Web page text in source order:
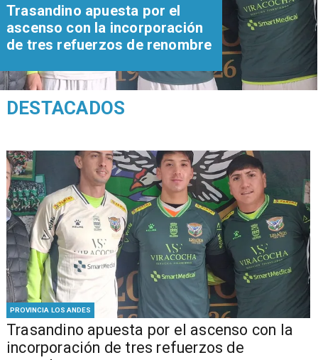
PROVINCIA LOS ANDES
Trasandino apuesta por el ascenso con la
incorporación de tres refuerzos de
Trasandino apuesta por el
ascenso con la incorporación
de tres refuerzos de renombre
DESTACADOS